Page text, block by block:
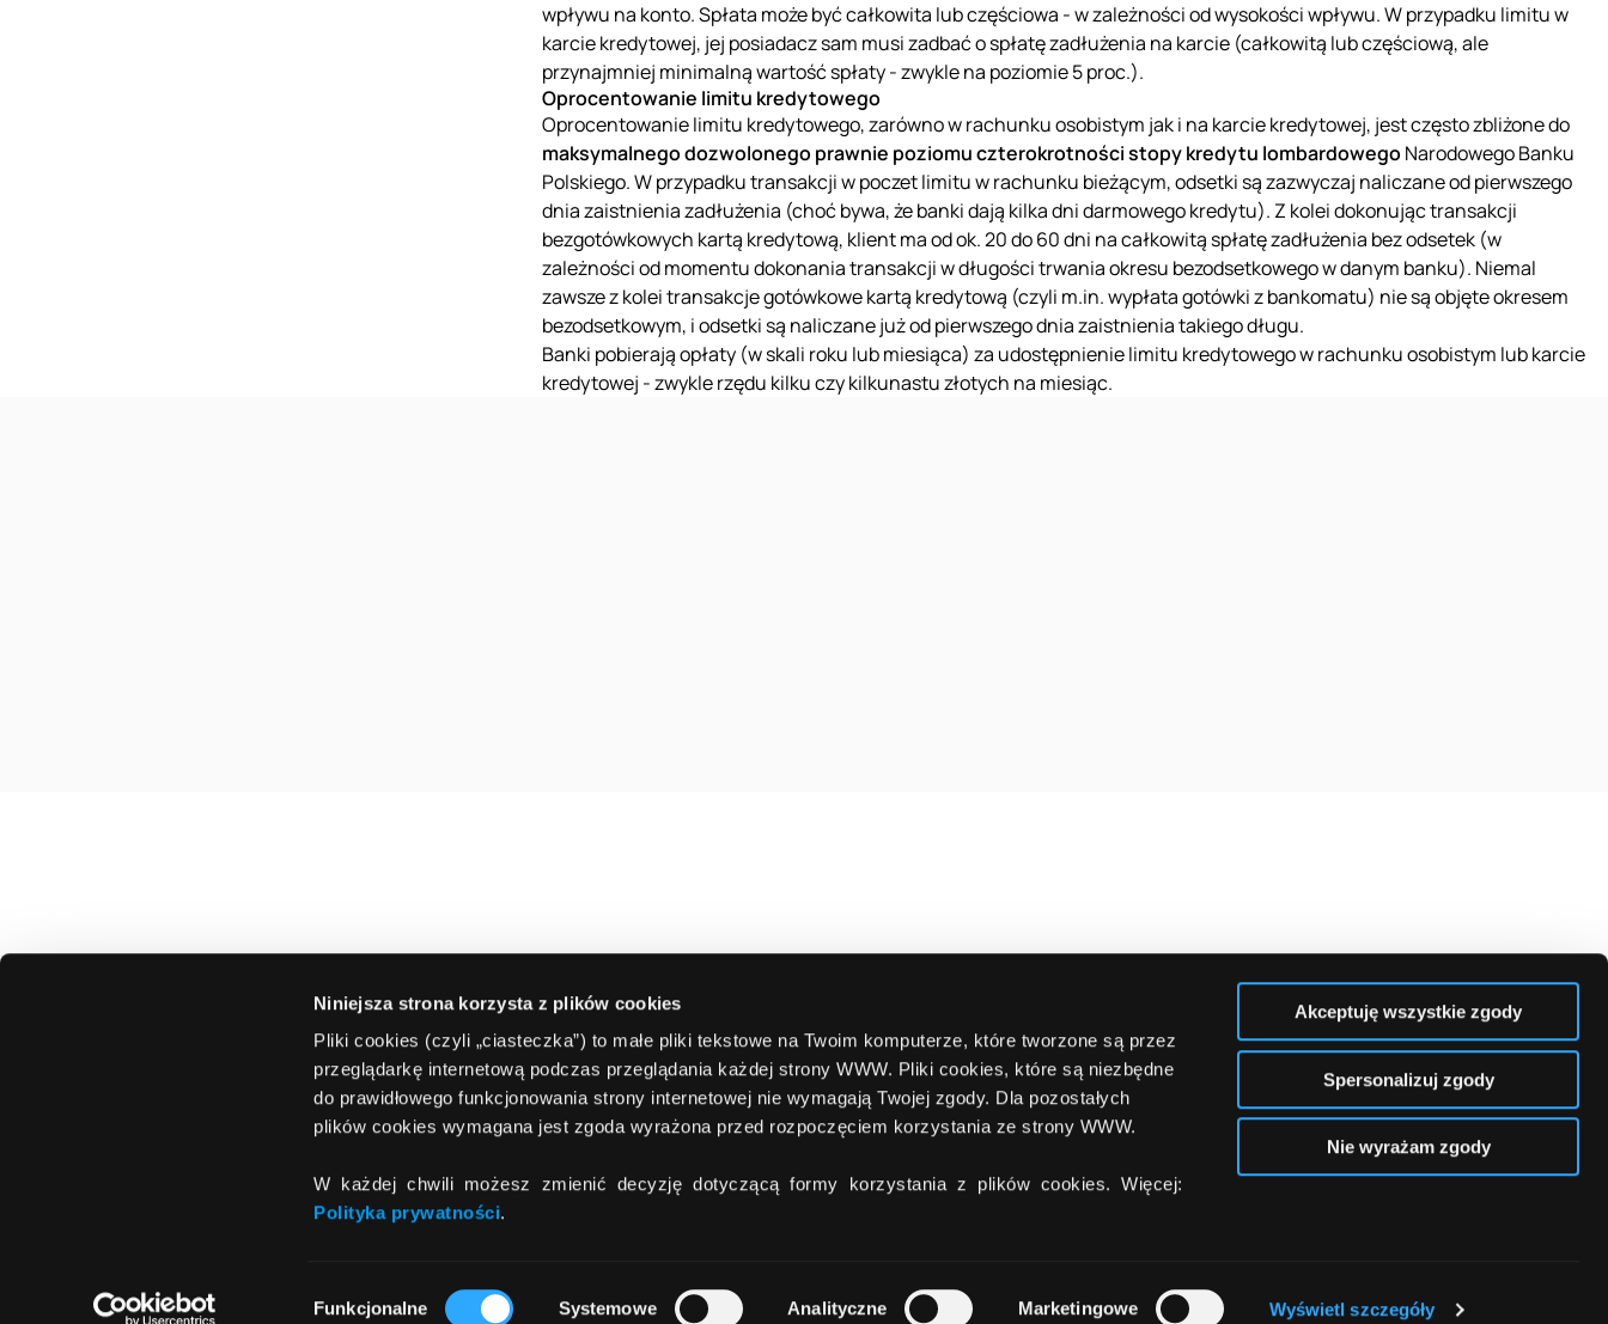
Niniejsza strona korzysta z plików cookies
Pliki cookies (czyli „ciasteczka”) to małe pliki tekstowe na Twoim komputerze, które tworzone są przez
przeglądarkę internetową podczas przeglądania każdej strony WWW. Pliki cookies, które są niezbędne
do prawidłowego funkcjonowania strony internetowej nie wymagają Twojej zgody. Dla pozostałych
plików cookies wymagana jest zgoda wyrażona przed rozpoczęciem korzystania ze strony WWW.
W każdej chwili możesz zmienić decyzję dotyczącą formy korzystania z plików cookies. Więcej:
Polityka prywatności.
Funkcjonalne Systemowe Analityczne Marketingowe Wyświetl szczegóły
Akceptuję wszystkie zgody
Spersonalizuj zgody
Nie wyrażam zgody
wpływu na konto. Spłata może być całkowita lub częściowa - w zależności od wysokości wpływu. W przypadku limitu w
karcie kredytowej, jej posiadacz sam musi zadbać o spłatę zadłużenia na karcie (całkowitą lub częściową, ale
przynajmniej minimalną wartość spłaty - zwykle na poziomie 5 proc.).
Oprocentowanie limitu kredytowego
Oprocentowanie limitu kredytowego, zarówno w rachunku osobistym jak i na karcie kredytowej, jest często zbliżone do
maksymalnego dozwolonego prawnie poziomu czterokrotności stopy kredytu lombardowego Narodowego Banku
Polskiego. W przypadku transakcji w poczet limitu w rachunku bieżącym, odsetki są zazwyczaj naliczane od pierwszego
dnia zaistnienia zadłużenia (choć bywa, że banki dają kilka dni darmowego kredytu). Z kolei dokonując transakcji
bezgotówkowych kartą kredytową, klient ma od ok. 20 do 60 dni na całkowitą spłatę zadłużenia bez odsetek (w
zależności od momentu dokonania transakcji w długości trwania okresu bezodsetkowego w danym banku). Niemal
zawsze z kolei transakcje gotówkowe kartą kredytową (czyli m.in. wypłata gotówki z bankomatu) nie są objęte okresem
bezodsetkowym, i odsetki są naliczane już od pierwszego dnia zaistnienia takiego długu.
Banki pobierają opłaty (w skali roku lub miesiąca) za udostępnienie limitu kredytowego w rachunku osobistym lub karcie
kredytowej - zwykle rzędu kilku czy kilkunastu złotych na miesiąc.